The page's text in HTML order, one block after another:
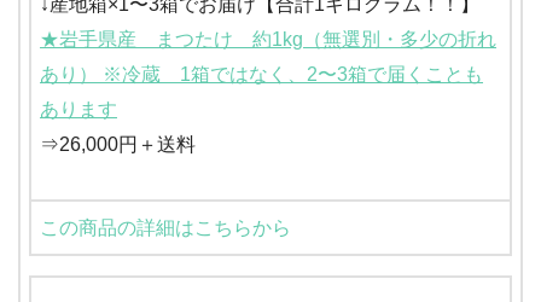
★岩手県産 まつたけ 約1kg（無選別・多少の折れ
あり） ※冷蔵 1箱ではなく、2〜3箱で届くことも
あります
⇒26,000円＋送料
この商品の詳細はこちらから